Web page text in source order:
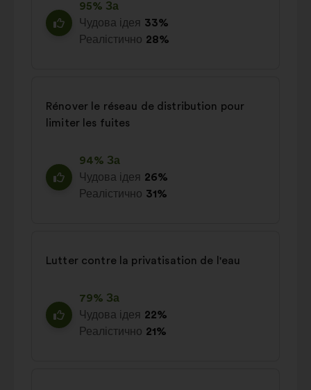
95% За
Чудова ідея 33%
Реалістично 28%
Rénover le réseau de distribution pour
limiter les fuites
94% За
Чудова ідея 26%
Реалістично 31%
Lutter contre la privatisation de l'eau
79% За
Чудова ідея 22%
Реалістично 21%